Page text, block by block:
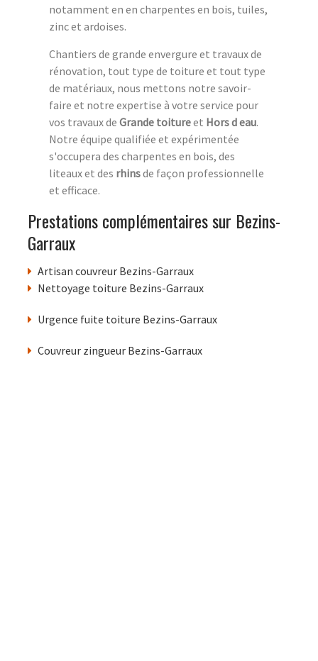
notamment en en charpentes en bois, tuiles,
zinc et ardoises.
Chantiers de grande envergure et travaux de
rénovation, tout type de toiture et tout type
de matériaux, nous mettons notre savoir-
faire et notre expertise à votre service pour
vos travaux de Grande toitureet Hors d eau.
Notre équipe qualifiée et expérimentée
s'occupera des charpentes en bois, des
liteaux et des rhinsde façon professionnelle
et efficace.
Prestations complémentaires sur Bezins-
Garraux
Artisan couvreur Bezins-Garraux
Nettoyage toiture Bezins-Garraux
Urgence fuite toiture Bezins-Garraux
Couvreur zingueur Bezins-Garraux